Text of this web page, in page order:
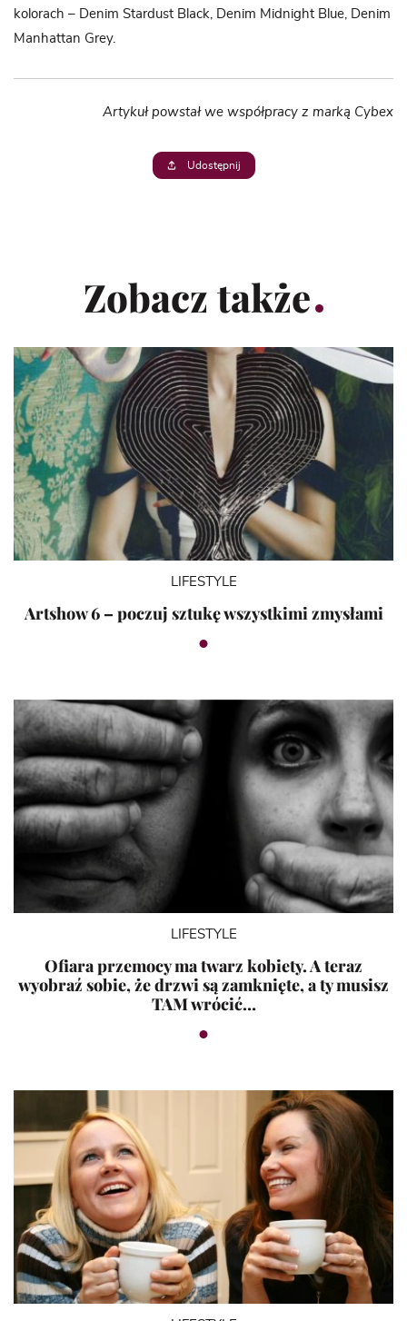
kolorach – Denim Stardust Black, Denim Midnight Blue, Denim
Manhattan Grey.
Artykuł powstał we współpracy z marką Cybex
Udostępnij
Zobacz także
LIFESTYLE
Artshow 6 – poczuj sztukę wszystkimi zmysłami
LIFESTYLE
Ofiara przemocy ma twarz kobiety. A teraz
wyobraź sobie, że drzwi są zamknięte, a ty musisz
TAM wrócić…